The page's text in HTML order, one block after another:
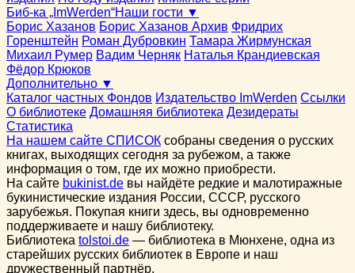
Биб-ка „ImWerden“Наши гости ▼
Борис Хазанов Борис Хазанов Архив Фридрих
Горенштейн Роман Дубровкин Тамара Жирмунская
Михаил Румер Вадим Черняк Наталья Крандиевская
Фёдор Крюков
Дополнительно ▼
Каталог частных Фондов Издательство ImWerden Ссылки
О библиотеке Домашняя библиотека Дезидераты
Статистика
На нашем сайте СПИСОК собраны сведения о русских
книгах, выходящих сегодня за рубежом, а также
информация о том, где их можно приобрести.
На сайте bukinist.de вы найдёте редкие и малотиражные
букинистические издания России, СССР, русского
зарубежья. Покупая книги здесь, вы одновременно
поддерживаете и нашу библиотеку.
Библиотека tolstoi.de — библиотека в Мюнхене, одна из
старейших русских библиотек в Европе и наш
дружественный партнёр.